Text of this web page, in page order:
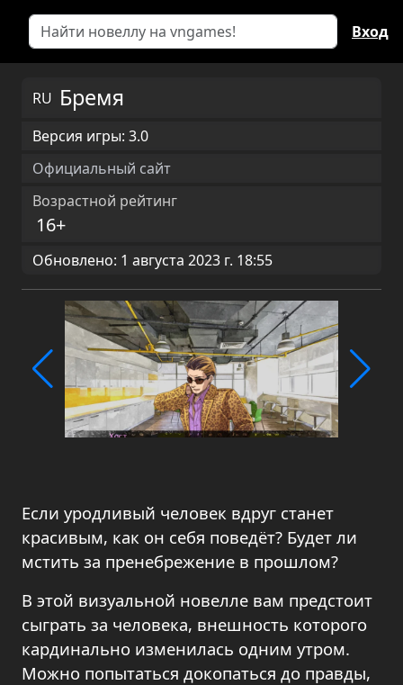
Вход
RU Бремя
Версия игры: 3.0
Официальный сайт
Возрастной рейтинг
16+
Обновлено: 1 августа 2023 г. 18:55
Если уродливый человек вдруг станет
красивым, как он себя поведёт? Будет ли
мстить за пренебрежение в прошлом?
В этой визуальной новелле вам предстоит
сыграть за человека, внешность которого
кардинально изменилась одним утром.
Можно попытаться докопаться до правды,